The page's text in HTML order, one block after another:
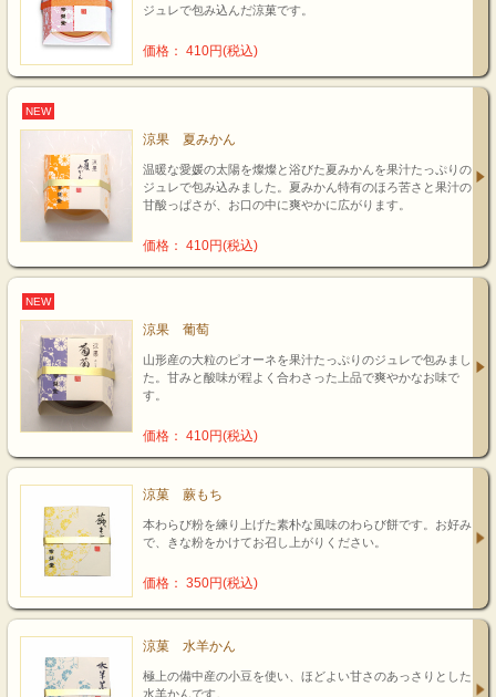
ジュレで包み込んだ涼菓です。
価格： 410円(税込)
NEW
涼果 夏みかん
温暖な愛媛の太陽を燦燦と浴びた夏みかんを果汁たっぷりの
ジュレで包み込みました。夏みかん特有のほろ苦さと果汁の
甘酸っぱさが、お口の中に爽やかに広がります。
価格： 410円(税込)
NEW
涼果 葡萄
山形産の大粒のピオーネを果汁たっぷりのジュレで包みまし
た。甘みと酸味が程よく合わさった上品で爽やかなお味で
す。
価格： 410円(税込)
涼菓 蕨もち
本わらび粉を練り上げた素朴な風味のわらび餅です。お好み
で、きな粉をかけてお召し上がりください。
価格： 350円(税込)
涼菓 水羊かん
極上の備中産の小豆を使い、ほどよい甘さのあっさりとした
水羊かんです。